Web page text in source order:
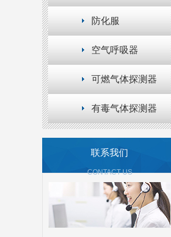
防化服
空气呼吸器
可燃气体探测器
有毒气体探测器
联系我们
CONTACT US